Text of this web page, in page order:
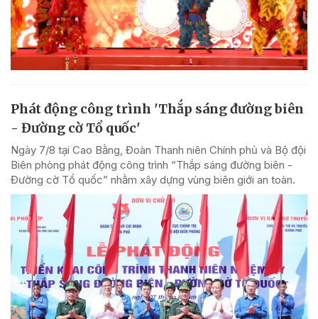
Phát động công trình 'Thắp sáng đường biên
- Đường cờ Tổ quốc'
Ngày 7/8 tại Cao Bằng, Đoàn Thanh niên Chính phủ và Bộ đội
Biên phòng phát động công trình “Thắp sáng đường biên -
Đường cờ Tổ quốc” nhằm xây dựng vùng biên giới an toàn.